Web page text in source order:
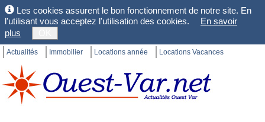
Les cookies assurent le bon fonctionnement de notre site. En
l'utilisant vous acceptez l'utilisation des cookies.
En savoir
plus
Actualités Immobilier Locations année Locations Vacances